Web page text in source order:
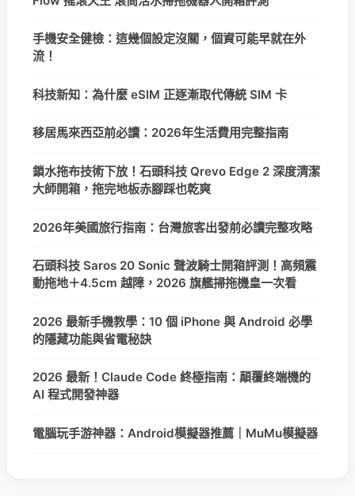
手機安全健檢：這幾個設定沒關，個資可能早就在外
流！
科技新知：為什麼 eSIM 正逐漸取代傳統 SIM 卡
移居馬來西亞前必讀：2026年生活費用完整指南
鎖水拖布技術下放！石頭科技 Qrevo Edge 2 深度清潔
大師開箱，拖完地板赤腳踩也乾爽
2026年美國旅行指南：台灣旅客出發前必讀完整攻略
石頭科技 Saros 20 Sonic 聲波騎士開箱評測！高頻震
動拖地＋4.5cm 越障，2026 旗艦掃拖機皇一次看
2026 最新手機教學：10 個 iPhone 與 Android 必學
的隱藏功能與省電秘訣
2026 最新！Claude Code 終極指南：顛覆終端機的
AI 程式開發神器
電腦玩手游神器：Android模擬器推薦｜MuMu模擬器